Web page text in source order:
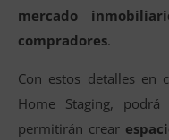
mercado
compradores.
Con estos detalles en
Home Staging,
permitirán crear